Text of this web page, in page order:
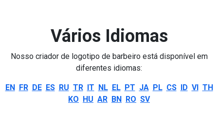
Vários Idiomas
Nosso criador de logotipo de barbeiro está disponível em
diferentes idiomas:
EN FR DE ES RU TR IT NL EL PT JA PL CS ID VI TH
KO HU AR BN RO SV